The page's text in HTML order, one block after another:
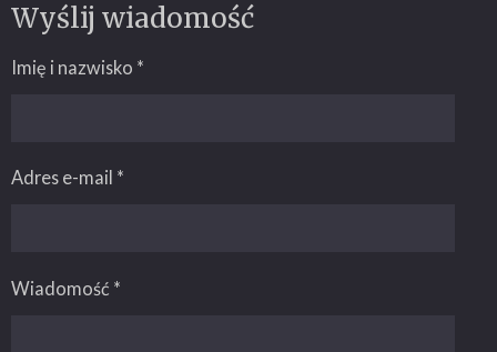
o
Wyślij wiadomość
Imię i nazwisko *
Adres e-mail *
Wiadomość *